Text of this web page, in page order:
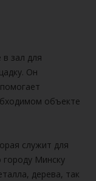
зал для
Он
объекте
служит для
городу Минску
дерева, так